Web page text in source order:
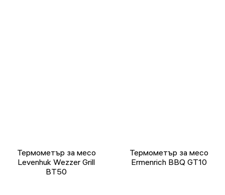
Термометър за месо
Levenhuk Wezzer Grill
BT50
Термометър за месо
Ermenrich BBQ GT10